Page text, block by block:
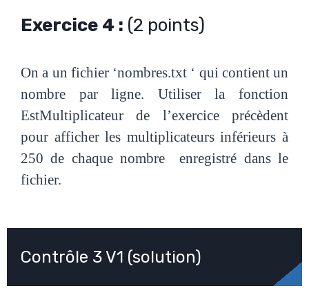
Exercice 4 : (2 points)
On a un fichier ‘nombres.txt ‘ qui contient un
nombre par ligne. Utiliser la fonction
EstMultiplicateur de l’exercice précèdent
pour afficher les multiplicateurs inférieurs à
250 de chaque nombre enregistré dans le
fichier.
Contrôle 3 V1 (solution)